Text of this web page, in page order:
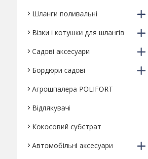
Шланги поливальні
Візки і котушки для шлангів
Садові аксесуари
Бордюри садові
Агрошпалера POLIFORT
Відлякувачі
Кокосовий субстрат
Автомобільні аксесуари